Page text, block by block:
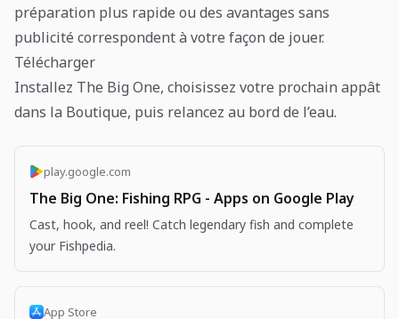
préparation plus rapide ou des avantages sans
publicité correspondent à votre façon de jouer.
Télécharger
Installez The Big One, choisissez votre prochain appât
dans la Boutique, puis relancez au bord de l’eau.
play.google.com
The Big One: Fishing RPG - Apps on Google Play
Cast, hook, and reel! Catch legendary fish and complete
your Fishpedia.
App Store